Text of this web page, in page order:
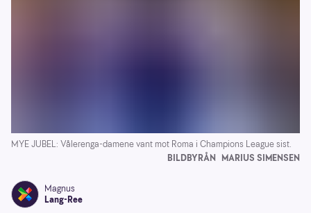
MYE JUBEL: Vålerenga-damene vant mot Roma i Champions League sist.
BILDBYRÅN MARIUS SIMENSEN
Magnus
Lang-Ree